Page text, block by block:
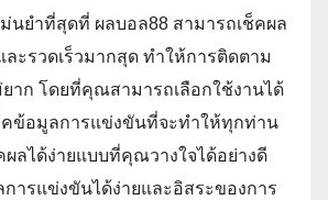
นยำที่สุดที่ ผลบอล88 สามารถเช็คผล
ละรวดเร็วมากสุด ทำให้การติดตาม
าก โดยที่คุณสามารถเลือกใช้งานได้
คข้อมูลการแข่งขันที่จะทำให้ทุกท่าน
ผลได้ง่ายแบบที่คุณวางใจได้อย่างดี
ารแข่งขันได้ง่ายและอิสระของการ